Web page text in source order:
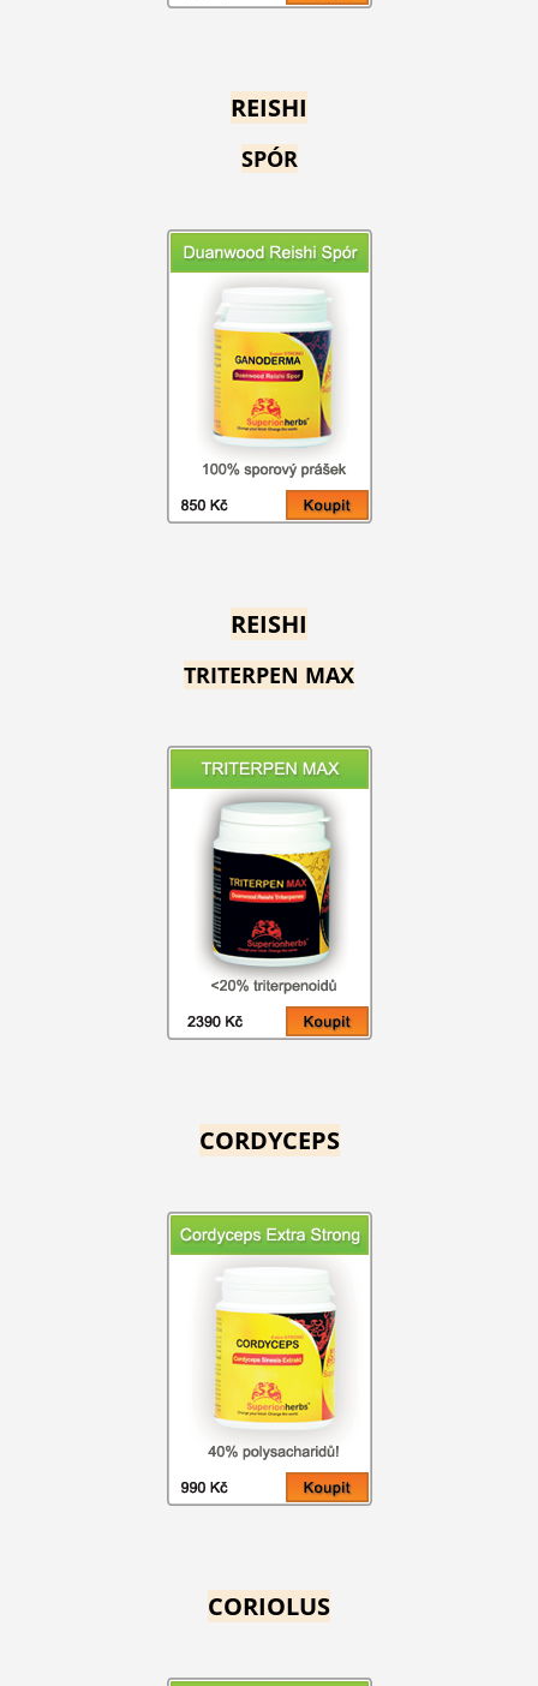
REISHI
SPÓR
REISHI
TRITERPEN MAX
CORDYCEPS
CORIOLUS